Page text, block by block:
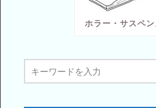
ホラー・サスペン